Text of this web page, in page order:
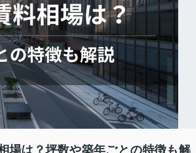
場は？坪数や築年ごとの特徴も解